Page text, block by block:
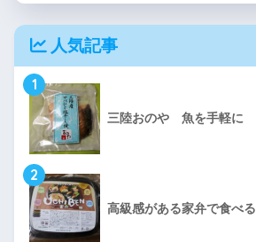
人気記事
1
三陸おのや 魚を手軽に
2
高級感がある家弁で食べる